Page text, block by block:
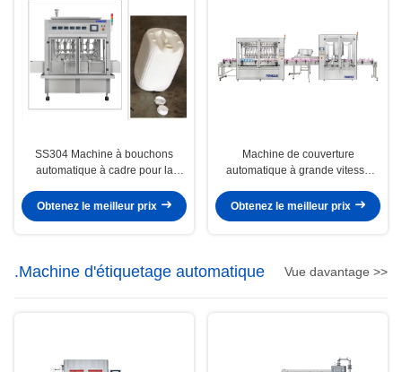
SS304 Machine à bouchons
automatique à cadre pour la
de 100 ml à 1000 ml
Obtenez le meilleur prix
Machine de couverture
automatique à grande vitesse
Pour l'industrie
Obtenez le meilleur prix
.Machine d'étiquetage automatique Vue davantage >>